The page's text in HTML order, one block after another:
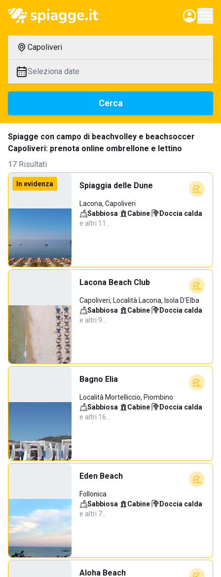
Capoliveri
Seleziona date
Cerca
Spiagge con campo di beachvolley e beachsoccer
Capoliveri: prenota online ombrellone e lettino
17 Risultati
In evidenza Spiaggia delle Dune
Lacona, Capoliveri
Sabbiosa· Cabine· Doccia calda·
e altri 11…
Lacona Beach Club
Capoliveri, Località Lacona, Isola D'Elba
Sabbiosa· Cabine· Doccia calda·
e altri 9…
Bagno Elia
Località Mortelliccio, Piombino
Sabbiosa· Cabine· Doccia calda·
e altri 16…
Eden Beach
Follonica
Sabbiosa· Cabine· Doccia calda·
e altri 7…
Aloha Beach